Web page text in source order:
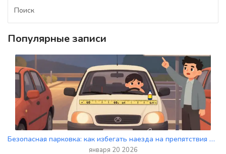
Популярные записи
Безопасная парковка: как избегать наезда на препятствия и не царапать машины
января 20 2026